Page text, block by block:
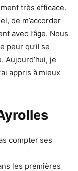
très efficace.
de m’accorder
avec l’âge. Nous
peur qu’il se
Aujourd’hui, je
appris à mieux
compter ses
les premières